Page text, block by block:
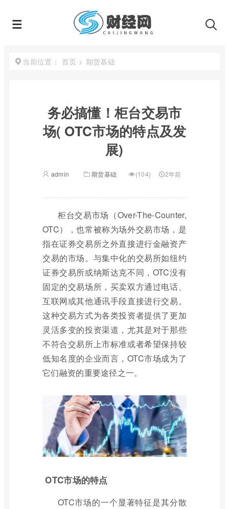
当前位置： 首页 > 期货基础
务必搞懂！柜台交易市
场( OTC市场的特点及发
展)
admin 期货基础 (104) 2年前
柜台交易市场（Over-The-Counter,
OTC），也常被称为场外交易市场，是
指在证券交易所之外直接进行金融资产
交易的市场。与集中化的交易所如纽约
证券交易所或纳斯达克不同，OTC没有
固定的交易场所，买卖双方通过电话、
互联网或其他通讯手段直接进行交易。
这种交易方式为各类投资者提供了更加
灵活多变的投资渠道，尤其是对于那些
不符合交易所上市标准或者希望保持较
低知名度的企业而言，OTC市场成为了
它们融资的重要途径之一。
OTC市场的特点
OTC市场的一个显著特征是其分散